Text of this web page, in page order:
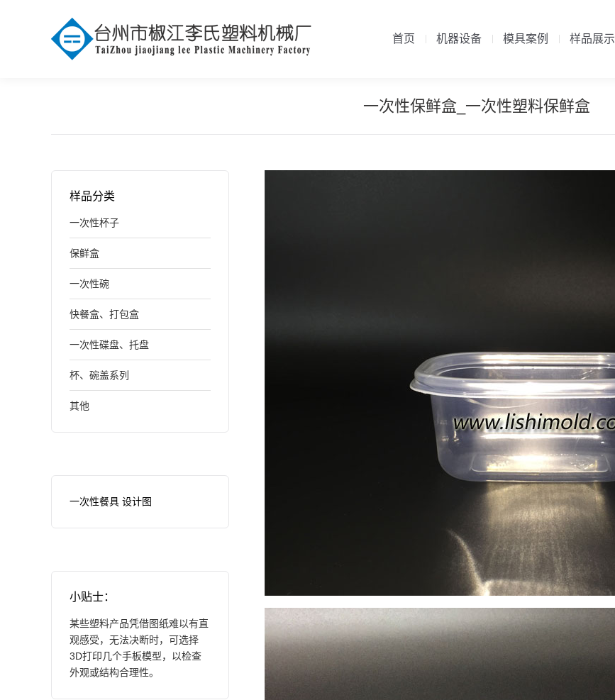
首页 机器设备 模具案例 样品展示
一次性保鲜盒_一次性塑料保鲜盒
样品分类
一次性杯子
保鲜盒
一次性碗
快餐盒、打包盒
一次性碟盘、托盘
杯、碗盖系列
其他
一次性餐具 设计图
小贴士：
某些塑料产品凭借图纸难以有直
观感受，无法决断时，可选择
3D打印几个手板模型，以检查
外观或结构合理性。